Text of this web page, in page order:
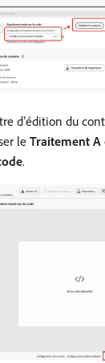
d’édition du
leTraitement A
.